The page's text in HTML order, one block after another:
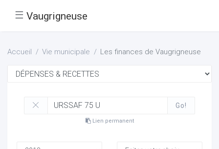
☰ Vaugrigneuse
Accueil Vie municipale Les finances de Vaugrigneuse
Go!
Lien permanent